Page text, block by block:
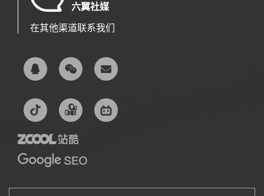
六翼社媒
在其他渠道联系我们